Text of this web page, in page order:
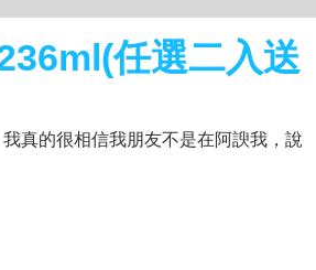
任選二入送
真的很相信我朋友不是在阿諛我，說